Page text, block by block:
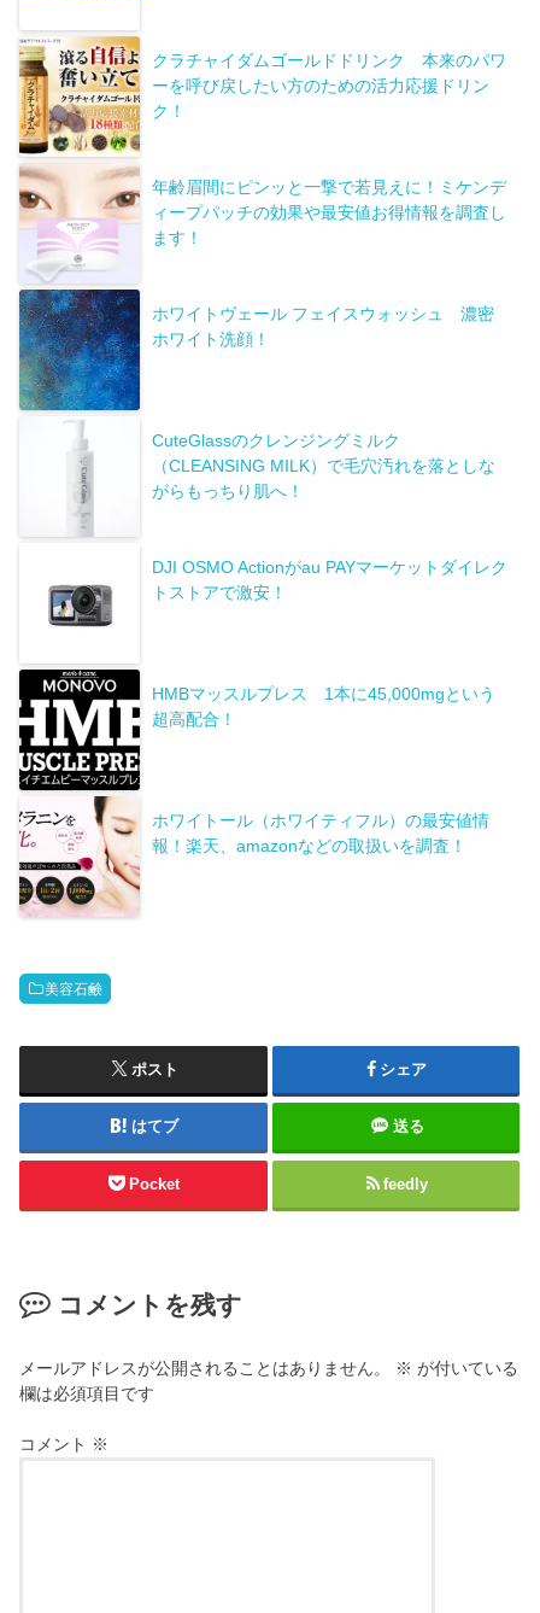
クラチャイダムゴールドドリンク 本来のパワ
ーを呼び戻したい方のための活力応援ドリン
ク！
年齢眉間にピンッと一撃で若見えに！ミケンデ
ィープパッチの効果や最安値お得情報を調査し
ます！
ホワイトヴェール フェイスウォッシュ 濃密
ホワイト洗顔！
CuteGlassのクレンジングミルク
（CLEANSING MILK）で毛穴汚れを落としな
がらもっちり肌へ！
DJI OSMO Actionがau PAYマーケットダイレク
トストアで激安！
HMBマッスルプレス 1本に45,000mgという
超高配合！
ホワイトール（ホワイティフル）の最安値情
報！楽天、amazonなどの取扱いを調査！
美容石鹸
ポスト シェア
はてブ 送る
Pocket feedly
コメントを残す
メールアドレスが公開されることはありません。 ※ が付いている
欄は必須項目です
コメント ※